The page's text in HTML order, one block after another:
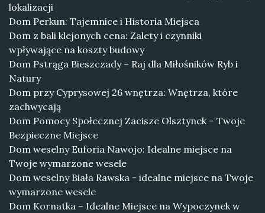
lokalizacji
Dom Perkun: Tajemnice i Historia Miejsca
Dom z bali klejonych cena: Zalety i czynniki
wpływające na koszty budowy
Dom Pstrąga Bieszczady – Raj dla Miłośników Ryb i
Natury
Dom przy Cyprysowej 26 wnętrza: Wnętrza, które
zachwycają
Dom Pomocy Społecznej Zacisze Olsztynek – Twoje
Bezpieczne Miejsce
Dom weselny Euforia Nawojo: Idealne miejsce na
Twoje wymarzone wesele
Dom weselny Biała Rawska - idealne miejsce na Twoje
wymarzone wesele
Dom Kornatka – Idealne Miejsce na Wypoczynek w